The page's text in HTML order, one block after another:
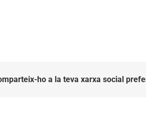
ho a la teva xarxa social